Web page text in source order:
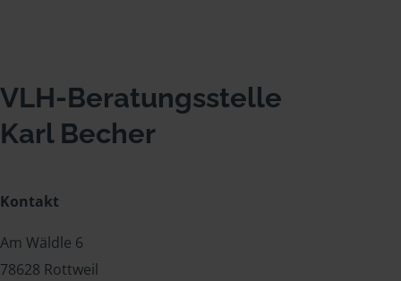
VLH-Beratungsstelle
Karl Becher
Kontakt
Am Wäldle 6
78628 Rottweil